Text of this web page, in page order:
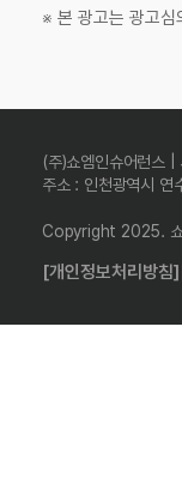
※ 본 광고는 광고심
(주)쇼엠인슈어런
주소 : 인천광역시
Copyright 2025.
[개인정보처리방침]